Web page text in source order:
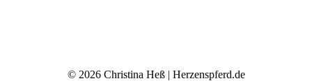
© 2026 Christina Heß | Herzenspferd.de